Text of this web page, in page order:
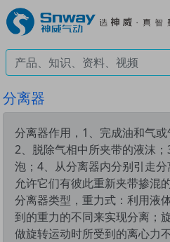
分离器
分离器作用，1、完成油和气或
2、脱除气相中所夹带的液沫
泡；4、从分离器内分别引走
允许它们有彼此重新夹带掺混
分离器类型，重力式：利用液
到的重力的不同来实现分离；
做旋转运动时所受到的离心力